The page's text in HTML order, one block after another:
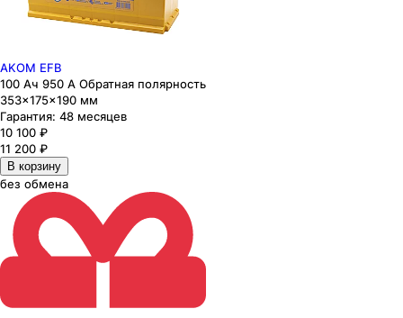
AKOM EFB
100 Ач 950 А Обратная полярность
353×175×190 мм
Гарантия: 48 месяцев
10 100 ₽
11 200 ₽
В корзину
без обмена